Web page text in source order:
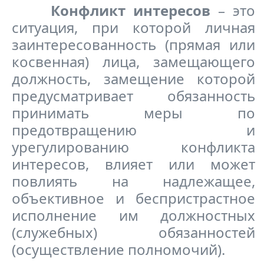
Конфликт интересов – это
ситуация, при которой личная
заинтересованность (прямая или
косвенная) лица, замещающего
должность, замещение которой
предусматривает обязанность
принимать меры по
предотвращению и
урегулированию конфликта
интересов, влияет или может
повлиять на надлежащее,
объективное и беспристрастное
исполнение им должностных
(служебных) обязанностей
(осуществление полномочий).